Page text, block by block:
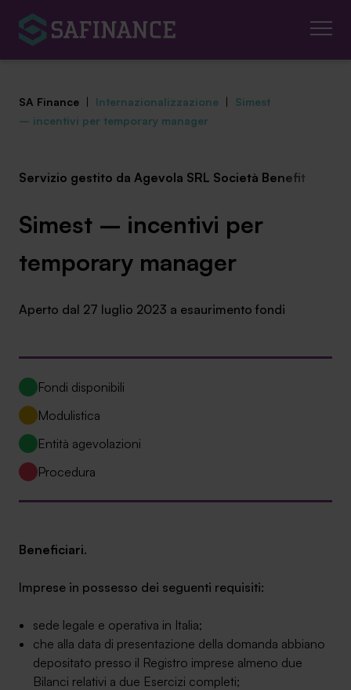
Mediazione Creditizia
Finanza Agevolata
Contatti
Lavora con noi
+030.3540104
info@safinance.it
SA Finance | Internazionalizzazione | Simest
– incentivi per temporary manager
Servizio gestito da Agevola SRL Società Benefit
Simest – incentivi per
temporary manager
Aperto dal 27 luglio 2023 a esaurimento fondi
Fondi disponibili
Modulistica
Entità agevolazioni
Procedura
Beneficiari.
Imprese in possesso dei seguenti requisiti:
sede legale e operativa in Italia;
che alla data di presentazione della domanda abbiano
depositato presso il Registro imprese almeno due
Bilanci relativi a due Esercizi completi;